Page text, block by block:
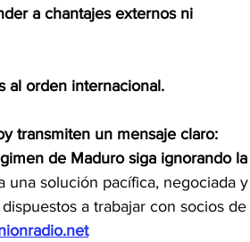
a chantajes externos ni
al orden internacional.
transmiten un mensaje claro:
de Maduro siga ignorando
una solución pacífica, negociada
a trabajar con socios de